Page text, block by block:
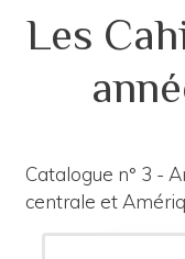
Les
Catalogue n° 3 -
centrale et